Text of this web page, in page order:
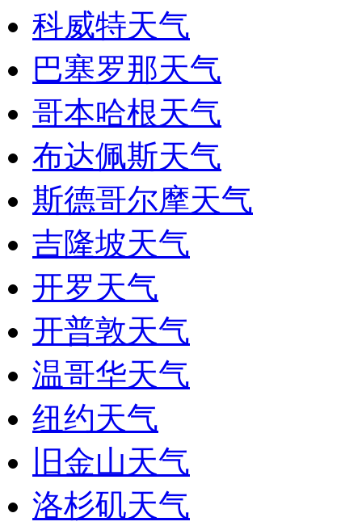
科威特天气
巴塞罗那天气
哥本哈根天气
布达佩斯天气
斯德哥尔摩天气
吉隆坡天气
开罗天气
开普敦天气
温哥华天气
纽约天气
旧金山天气
洛杉矶天气